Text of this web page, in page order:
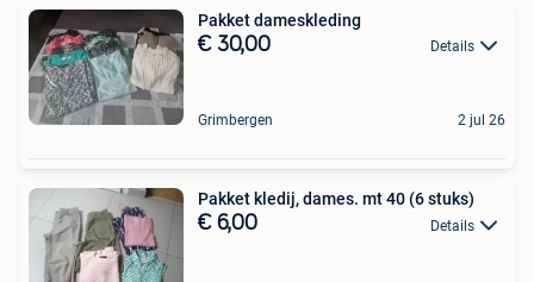
Pakket dameskleding
€ 30,00 Details
Grimbergen 2 jul 26
Pakket kledij, dames. mt 40 (6 stuks)
€ 6,00 Details